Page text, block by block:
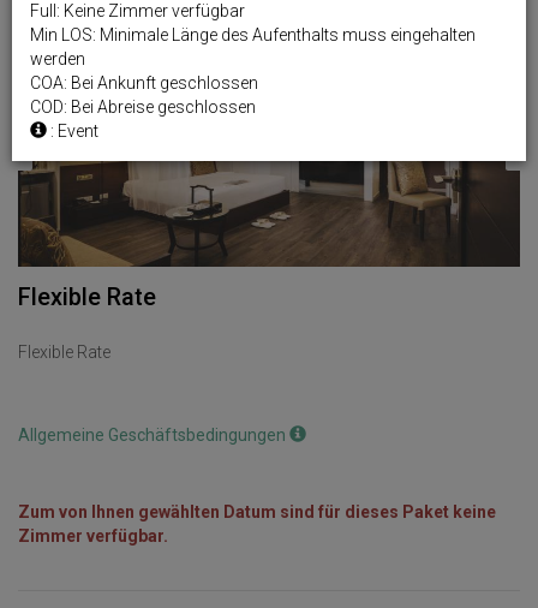
Previous
Flexible Rate
Flexible Rate
Allgemeine Geschäftsbedingungen
Zum von Ihnen gewählten Datum sind für dieses Paket keine
Zimmer verfügbar.
Full: Keine Zimmer verfügbar
Min LOS: Minimale Länge des Aufenthalts muss eingehalten
werden
COA: Bei Ankunft geschlossen
COD: Bei Abreise geschlossen
: Event